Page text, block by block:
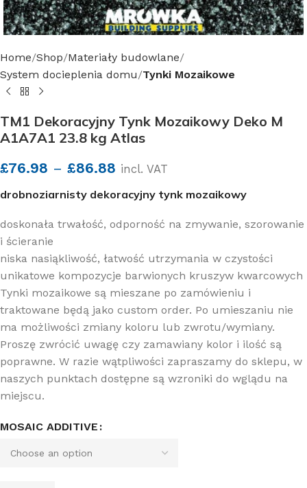
Home Shop Materiały budowlane
System docieplenia domu Tynki Mozaikowe
TM1 Dekoracyjny Tynk Mozaikowy Deko M
A1A7A1 23.8 kg Atlas
£76.98 – £86.88 incl. VAT
drobnoziarnisty dekoracyjny tynk mozaikowy
doskonała trwałość, odporność na zmywanie, szorowanie
i ścieranie
niska nasiąkliwość, łatwość utrzymania w czystości
unikatowe kompozycje barwionych kruszyw kwarcowych
Tynki mozaikowe są mieszane po zamówieniu i
traktowane będą jako custom order. Po umieszaniu nie
ma możliwości zmiany koloru lub zwrotu/wymiany.
Proszę zwrócić uwagę czy zamawiany kolor i ilość są
poprawne. W razie wątpliwości zapraszamy do sklepu, w
naszych punktach dostępne są wzroniki do wglądu na
miejscu.
MOSAIC ADDITIVE